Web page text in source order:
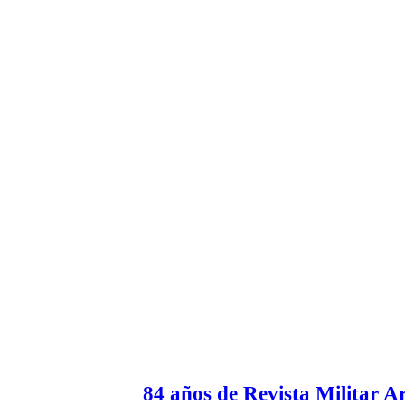
84 años de Revista Militar